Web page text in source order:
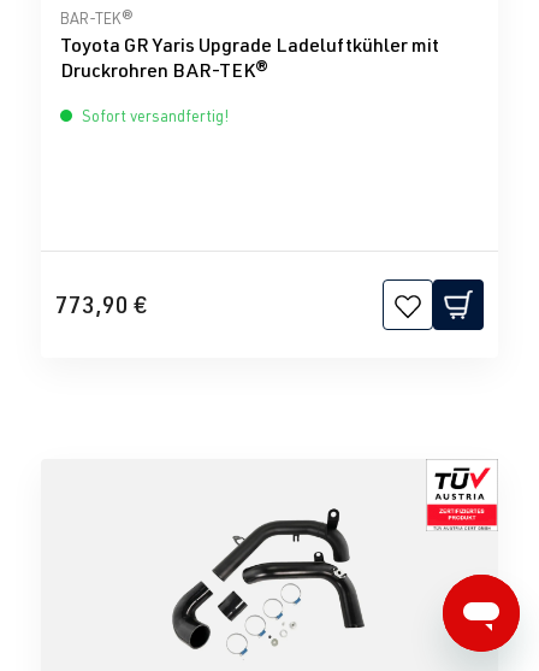
Durchschnittliche Bewertung von 0 von 5 Sternen
BAR-TEK®
Toyota GR Yaris Upgrade Ladeluftkühler mit
Druckrohren BAR-TEK®
Sofort versandfertig!
773,90 €